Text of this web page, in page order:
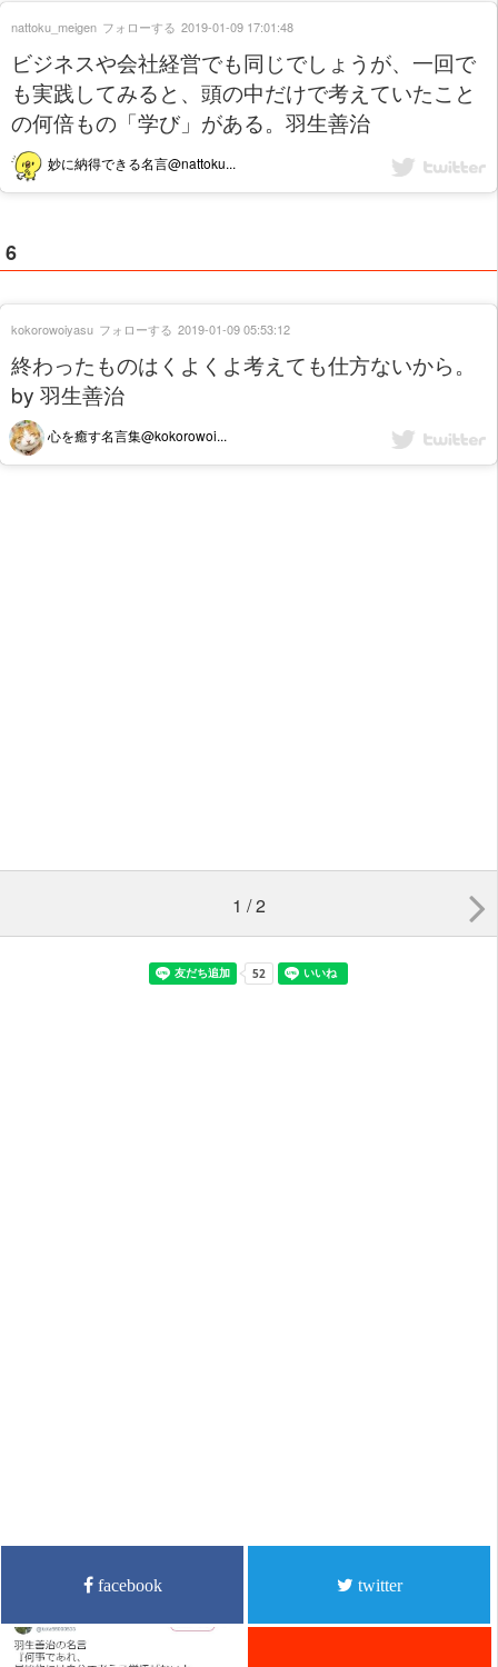
ビジネスや会社経営でも同じでしょうが、一回で
も実践してみると、頭の中だけで考えていたこと
の何倍もの「学び」がある。羽生善治
妙に納得できる名言@nattoku...
nattoku_meigen フォローする 2019-01-09 17:01:48
6
終わったものはくよくよ考えても仕方ないから。
by 羽生善治
心を癒す名言集@kokorowoi...
kokorowoiyasu フォローする 2019-01-09 05:53:12
1 / 2
facebook twitter